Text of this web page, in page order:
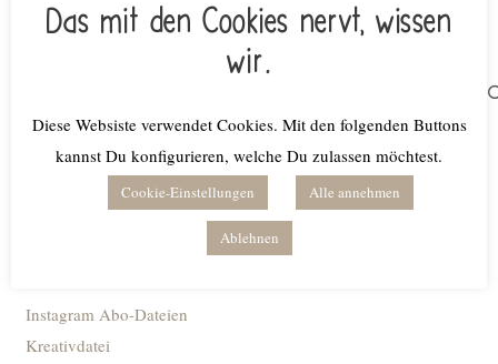
Produktkategorien
Instagram Abo-Dateien
Kreativdatei
Das mit den Cookies nervt, wissen
wir.
Diese Websiste verwendet Cookies. Mit den folgenden Buttons
kannst Du konfigurieren, welche Du zulassen möchtest.
Cookie-Einstellungen Alle annehmen
Ablehnen